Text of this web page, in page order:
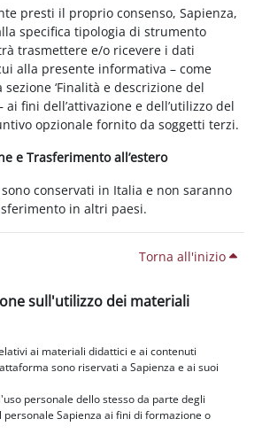
presti il proprio consenso, Sapienza,
specifica tipologia di strumento
trasmettere e/o ricevere i dati
alla presente informativa – come
‘Finalità e descrizione del
ai fini dell’attivazione e dell’utilizzo del
opzionale fornito da soggetti terzi.
e Trasferimento all’estero
conservati in Italia e non saranno
in altri paesi.
Torna all'inizio
sull'utilizzo dei materiali
ai materiali didattici e ai contenuti
sono riservati a Sapienza e ai suoi
personale dello stesso da parte degli
personale Sapienza ai fini di formazione o